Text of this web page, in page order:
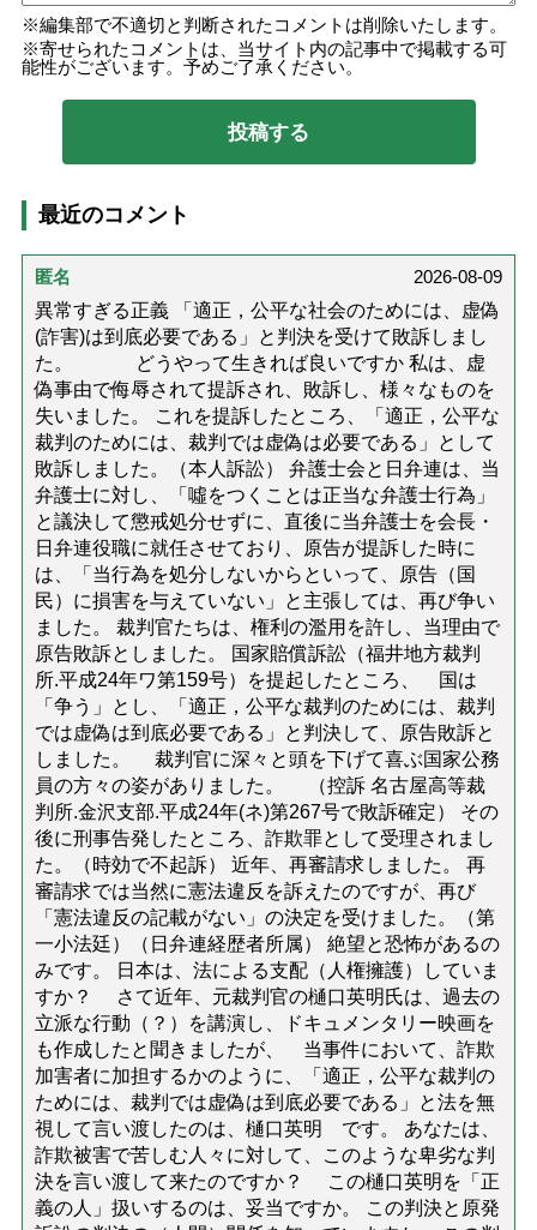
編集部で不適切と判断されたコメントは削除いたします。
寄せられたコメントは、当サイト内の記事中で掲載する可
能性がございます。予めご了承ください。
最近のコメント
匿名
2026-08-09
異常すぎる正義 「適正，公平な社会のためには、虚偽
(詐害)は到底必要である」と判決を受けて敗訴しまし
た。 どうやって生きれば良いですか 私は、虚
偽事由で侮辱されて提訴され、敗訴し、様々なものを
失いました。 これを提訴したところ、「適正，公平な
裁判のためには、裁判では虚偽は必要である」として
敗訴しました。（本人訴訟） 弁護士会と日弁連は、当
弁護士に対し、「噓をつくことは正当な弁護士行為」
と議決して懲戒処分せずに、直後に当弁護士を会長・
日弁連役職に就任させており、原告が提訴した時に
は、「当行為を処分しないからといって、原告（国
民）に損害を与えていない」と主張しては、再び争い
ました。 裁判官たちは、権利の濫用を許し、当理由で
原告敗訴としました。 国家賠償訴訟（福井地方裁判
所.平成24年ワ第159号）を提起したところ、 国は
「争う」とし、「適正，公平な裁判のためには、裁判
では虚偽は到底必要である」と判決して、原告敗訴と
しました。 裁判官に深々と頭を下げて喜ぶ国家公務
員の方々の姿がありました。 （控訴 名古屋高等裁
判所.金沢支部.平成24年(ネ)第267号で敗訴確定） その
後に刑事告発したところ、詐欺罪として受理されまし
た。（時効で不起訴） 近年、再審請求しました。 再
審請求では当然に憲法違反を訴えたのですが、再び
「憲法違反の記載がない」の決定を受けました。（第
一小法廷）（日弁連経歴者所属） 絶望と恐怖があるの
みです。 日本は、法による支配（人権擁護）していま
すか？ さて近年、元裁判官の樋口英明氏は、過去の
立派な行動（？）を講演し、ドキュメンタリー映画を
も作成したと聞きましたが、 当事件において、詐欺
加害者に加担するかのように、「適正，公平な裁判の
ためには、裁判では虚偽は到底必要である」と法を無
視して言い渡したのは、樋口英明 です。 あなたは、
詐欺被害で苦しむ人々に対して、このような卑劣な判
決を言い渡して来たのですか？ この樋口英明を「正
義の人」扱いするのは、妥当ですか。 この判決と原発